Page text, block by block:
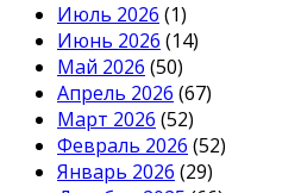
Июль 2026 (1)
Июнь 2026 (14)
Май 2026 (50)
Апрель 2026 (67)
Март 2026 (52)
Февраль 2026 (52)
Январь 2026 (29)